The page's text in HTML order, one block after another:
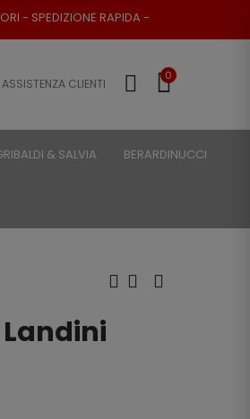
- RESO POSSIBILE
ASSISTENZA CLIENTI
0
& SALVIA BERARDINUCCI